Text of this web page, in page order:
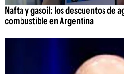
Nafta y gasoil: los descuentos de
combustible en Argentina